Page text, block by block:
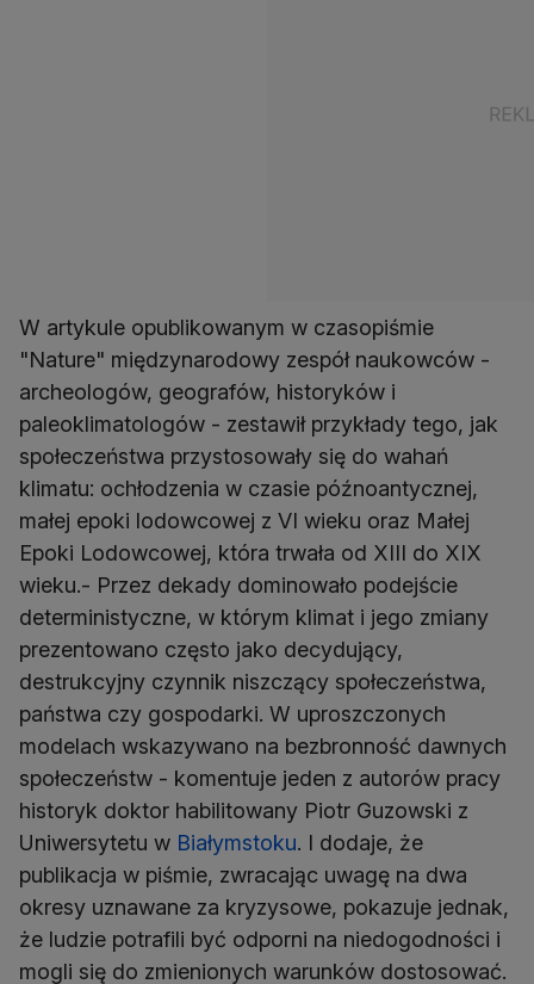
W artykule opublikowanym w czasopiśmie
"Nature" międzynarodowy zespół naukowców -
archeologów, geografów, historyków i
paleoklimatologów - zestawił przykłady tego, jak
społeczeństwa przystosowały się do wahań
klimatu: ochłodzenia w czasie późnoantycznej,
małej epoki lodowcowej z VI wieku oraz Małej
Epoki Lodowcowej, która trwała od XIII do XIX
wieku.- Przez dekady dominowało podejście
deterministyczne, w którym klimat i jego zmiany
prezentowano często jako decydujący,
destrukcyjny czynnik niszczący społeczeństwa,
państwa czy gospodarki. W uproszczonych
modelach wskazywano na bezbronność dawnych
społeczeństw - komentuje jeden z autorów pracy
historyk doktor habilitowany Piotr Guzowski z
Uniwersytetu w Białymstoku. I dodaje, że
publikacja w piśmie, zwracając uwagę na dwa
okresy uznawane za kryzysowe, pokazuje jednak,
że ludzie potrafili być odporni na niedogodności i
mogli się do zmienionych warunków dostosować.